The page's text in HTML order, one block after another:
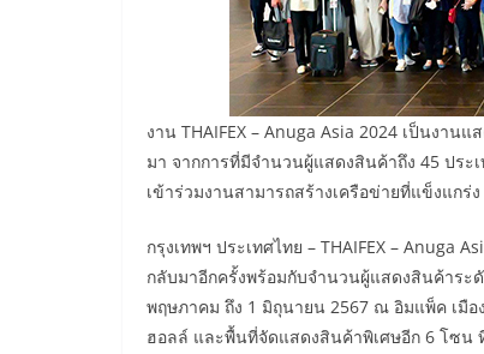
งาน THAIFEX – Anuga Asia 2024 เป็นงา
มา จากการที่มีจำนวนผู้แสดงสินค้าถึง 45 ปร
เข้าร่วมงานสามารถสร้างเครือข่ายที่แข็งแกร่
กรุงเทพฯ ประเทศไทย – THAIFEX –
กลับมาอีกครั้งพร้อมกับจำนวนผู้แสดงสินค้าร
พฤษภาคม ถึง 1 มิถุนายน 2567 ณ อิมแพ็ค เมือ
ฮอลล์ และพื้นที่จัดแสดงสินค้าพิเศษอีก 6 โซน